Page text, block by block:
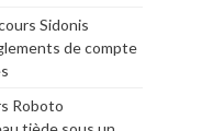
Sidonis
de compte
Roboto